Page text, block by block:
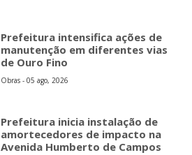
Prefeitura intensifica ações de
manutenção em diferentes vias
de Ouro Fino
Obras - 05 ago, 2026
Prefeitura inicia instalação de
amortecedores de impacto na
Avenida Humberto de Campos